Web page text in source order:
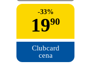
-33%
1990
Clubcard
cena